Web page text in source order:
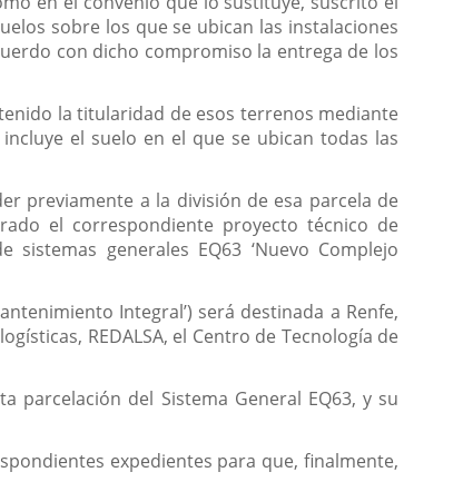
sobre los que se ubican las instalaciones
con dicho compromiso la entrega de los
la titularidad de esos terrenos mediante
el suelo en el que se ubican todas las
previamente a la división de esa parcela de
el correspondiente proyecto técnico de
generales EQ63 ‘Nuevo Complejo
Integral’) será destinada a Renfe,
REDALSA, el Centro de Tecnología de
del Sistema General EQ63, y su
expedientes para que, finalmente,